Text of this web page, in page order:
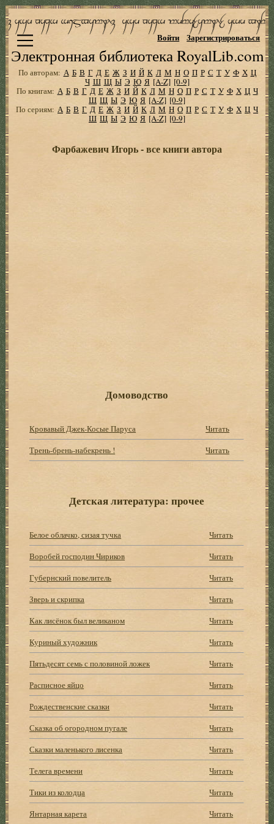
Электронная библиотека RoyalLib.com
Войти Зарегистрироваться
По авторам: А Б В Г Д Е Ж З И Й К Л М Н О П Р С Т У Ф Х Ц
Ч Ш Щ Ы Э Ю Я [A-Z] [0-9]
По книгам: А Б В Г Д Е Ж З И Й К Л М Н О П Р С Т У Ф Х Ц Ч
Ш Щ Ы Э Ю Я [A-Z] [0-9]
По сериям: А Б В Г Д Е Ж З И Й К Л М Н О П Р С Т У Ф Х Ц Ч
Ш Щ Ы Э Ю Я [A-Z] [0-9]
Фарбажевич Игорь - все книги автора
Домоводство
Кровавый Джек-Косые Паруса
Читать
Трень-брень-набекрень !
Читать
Детская литература: прочее
Белое облачко, сизая тучка
Читать
Воробей господин Чириков
Читать
Губернский повелитель
Читать
Зверь и скрипка
Читать
Как лисёнок был великаном
Читать
Куриный художник
Читать
Пятьдесят семь с половиной ложек
Читать
Расписное яйцо
Читать
Рождественские сказки
Читать
Сказка об огородном пугале
Читать
Сказки маленького лисенка
Читать
Телега времени
Читать
Тики из колодца
Читать
Янтарная карета
Читать